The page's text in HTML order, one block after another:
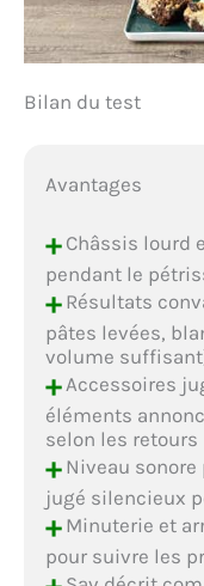
Bilan du test
Avantages
+Châssis lourd
pendant le
+Résultats
pâtes levées,
volume
+Accessoires
éléments
selon les retours
+Niveau sonore
jugé silencieux
+Minuterie et
pour suivre les